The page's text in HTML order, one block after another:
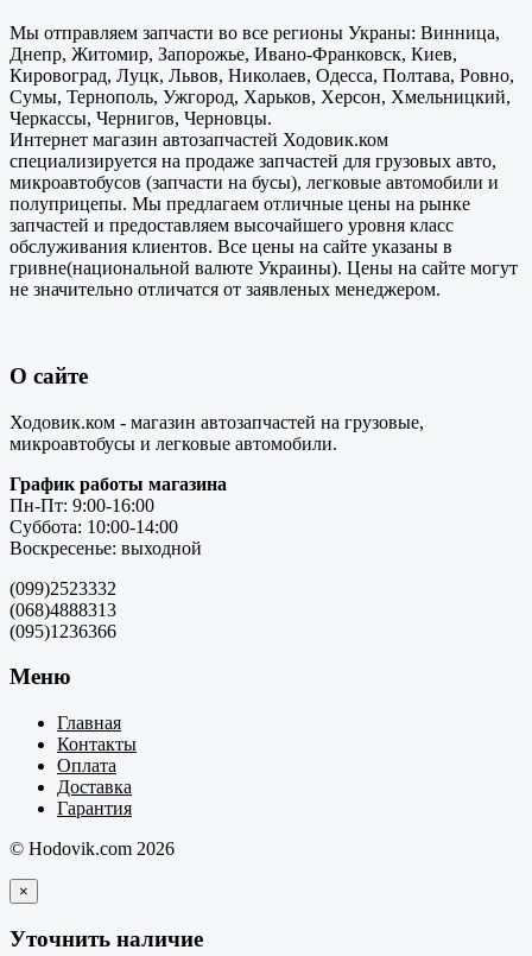
Мы отправляем запчасти во все регионы Украны: Винница,
Днепр, Житомир, Запорожье, Ивано-Франковск, Киев,
Кировоград, Луцк, Львов, Николаев, Одесса, Полтава, Ровно,
Сумы, Тернополь, Ужгород, Харьков, Херсон, Хмельницкий,
Черкассы, Чернигов, Черновцы.
Интернет магазин автозапчастей Ходовик.ком
специализируется на продаже запчастей для грузовых авто,
микроавтобусов (запчасти на бусы), легковые автомобили и
полуприцепы. Мы предлагаем отличные цены на рынке
запчастей и предоставляем высочайшего уровня класс
обслуживания клиентов. Все цены на сайте указаны в
гривне(национальной валюте Украины). Цены на сайте могут
не значительно отличатся от заявленых менеджером.
О сайте
Ходовик.ком - магазин автозапчастей на грузовые,
микроавтобусы и легковые автомобили.
График работы магазина
Пн-Пт: 9:00-16:00
Суббота: 10:00-14:00
Воскресенье: выходной
(099)2523332
(068)4888313
(095)1236366
Меню
Главная
Контакты
Оплата
Доставка
Гарантия
© Hodovik.com 2026
×
Уточнить наличие